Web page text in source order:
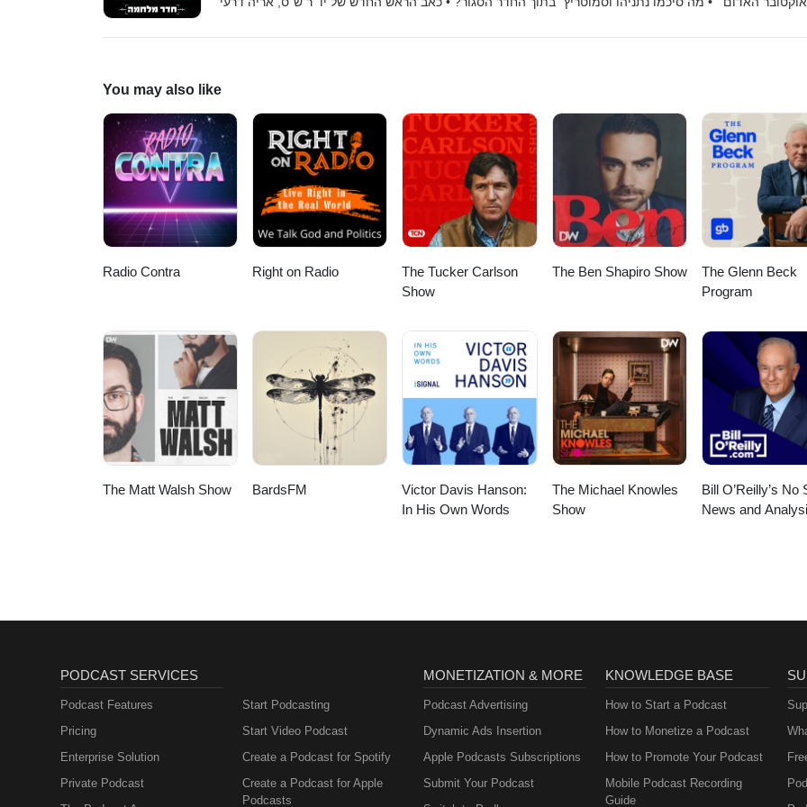
You may also like
Radio Contra Right on Radio
The Tucker Carlson
Show
The Ben Shapiro Show
The Glenn Beck
Program
The Matt Walsh Show BardsFM
Victor Davis Hanson:
In His Own Words
The Michael Knowles
Show
Bill O’Reilly’s No
News and
PODCAST SERVICES
Podcast Features
Pricing
Enterprise Solution
Private Podcast
Start Podcasting
Start Video Podcast
Create a Podcast for Spotify
Create a Podcast for Apple
Podcasts
MONETIZATION & MORE
Podcast Advertising
Dynamic Ads Insertion
Apple Podcasts Subscriptions
Submit Your Podcast
KNOWLEDGE BASE
How to Start a Podcast
How to Monetize a Podcast
How to Promote Your Podcast
Mobile Podcast Recording
Guide